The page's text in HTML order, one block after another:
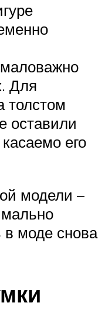
Для
толстом
оставили
его
модели –
в моде снова